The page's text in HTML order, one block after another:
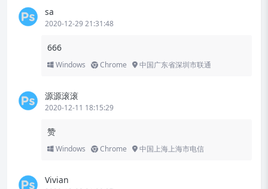
sa
2020-12-29 21:31:48
666
Windows Chrome 中国广东省深圳市联通
源源滚滚
2020-12-11 18:15:29
赞
Windows Chrome 中国上海上海市电信
Vivian